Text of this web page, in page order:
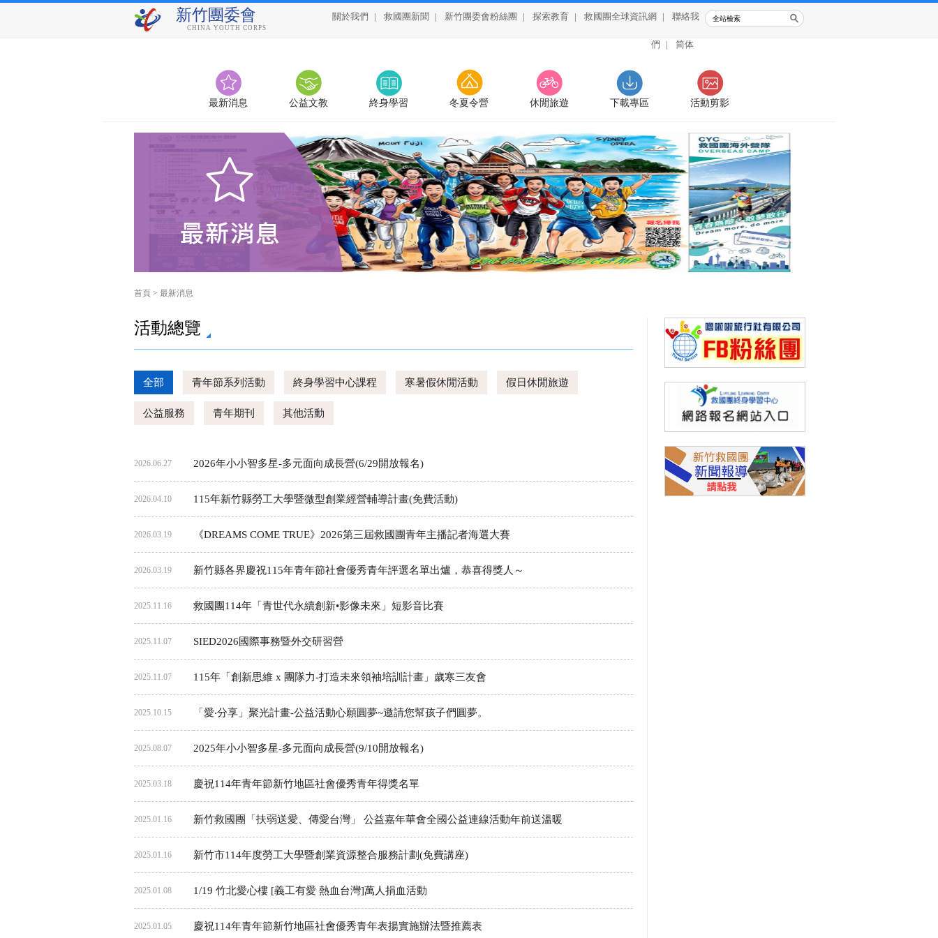
新竹團委會
CHINA YOUTH CORPS
關於我們 | 救國團新聞 | 新竹團委會粉絲團 | 探索教育 | 救國團全球資訊網 | 聯絡我
們 | 简体
最新消息 公益文教 終身學習 冬夏令營 休閒旅遊 下載專區 活動剪影
首頁 > 最新消息
活動總覽
全部 青年節系列活動 終身學習中心課程 寒暑假休閒活動 假日休閒旅遊
公益服務 青年期刊 其他活動
2026.06.27 2026年小小智多星-多元面向成長營(6/29開放報名)
2026.04.10 115年新竹縣勞工大學暨微型創業經營輔導計畫(免費活動)
2026.03.19 《DREAMS COME TRUE》2026第三屆救國團青年主播記者海選大賽
2026.03.19 新竹縣各界慶祝115年青年節社會優秀青年評選名單出爐，恭喜得獎人～
2025.11.16 救國團114年「青世代永續創新•影像未來」短影音比賽
2025.11.07 SIED2026國際事務暨外交研習營
2025.11.07 115年「創新思維 x 團隊力-打造未來領袖培訓計畫」歲寒三友會
2025.10.15 「愛‧分享」聚光計畫-公益活動心願圓夢~邀請您幫孩子們圓夢。
2025.08.07 2025年小小智多星-多元面向成長營(9/10開放報名)
2025.03.18 慶祝114年青年節新竹地區社會優秀青年得獎名單
2025.01.16 新竹救國團「扶弱送愛、傳愛台灣」 公益嘉年華會全國公益連線活動年前送溫暖
2025.01.16 新竹市114年度勞工大學暨創業資源整合服務計劃(免費講座)
2025.01.08 1/19 竹北愛心樓 [義工有愛 熱血台灣]萬人捐血活動
2025.01.05 慶祝114年青年節新竹地區社會優秀青年表揚實施辦法暨推薦表